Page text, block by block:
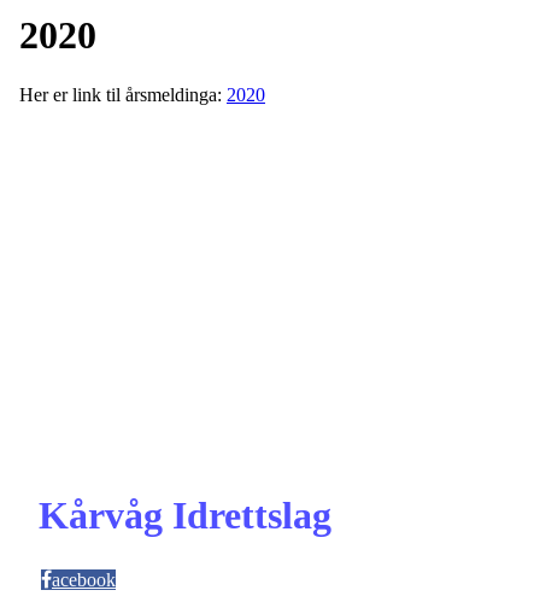
2020
Her er link til årsmeldinga: 2020
Kårvåg Idrettslag
acebook